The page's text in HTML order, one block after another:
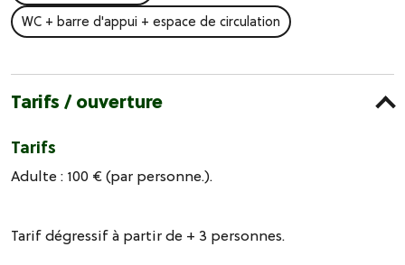
WC + barre d'appui + espace de circulation
Tarifs / ouverture
Tarifs
Adulte : 100 € (par personne.).
Tarif dégressif à partir de + 3 personnes.